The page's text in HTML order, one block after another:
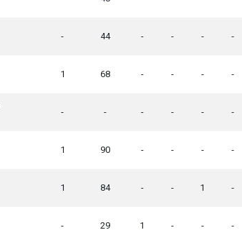
- 44 - - - -
1 68 - - - -
- - - - - -
1 90 - - - -
1 84 - - 1 -
- 29 1 - - -